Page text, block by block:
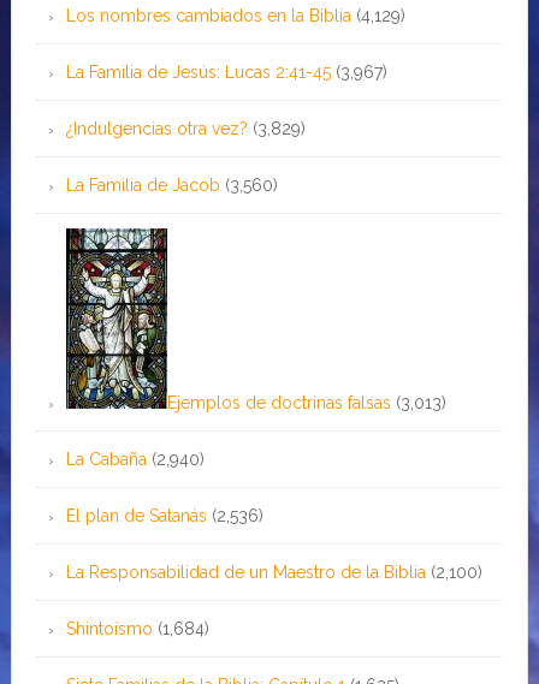
Los nombres cambiados en la Biblia (4,129)
La Familia de Jesús: Lucas 2:41-45 (3,967)
¿Indulgencias otra vez? (3,829)
La Familia de Jacob (3,560)
Ejemplos de doctrinas falsas (3,013)
La Cabaña (2,940)
El plan de Satanás (2,536)
La Responsabilidad de un Maestro de la Biblia (2,100)
Shintoísmo (1,684)